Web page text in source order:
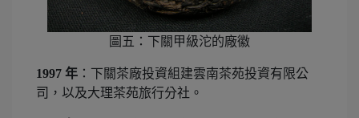
圖五：下關甲級沱的廠徽
1997 年 ：下關茶廠投資組建雲南茶苑投資有限公
司，以及大理茶苑旅行分社。